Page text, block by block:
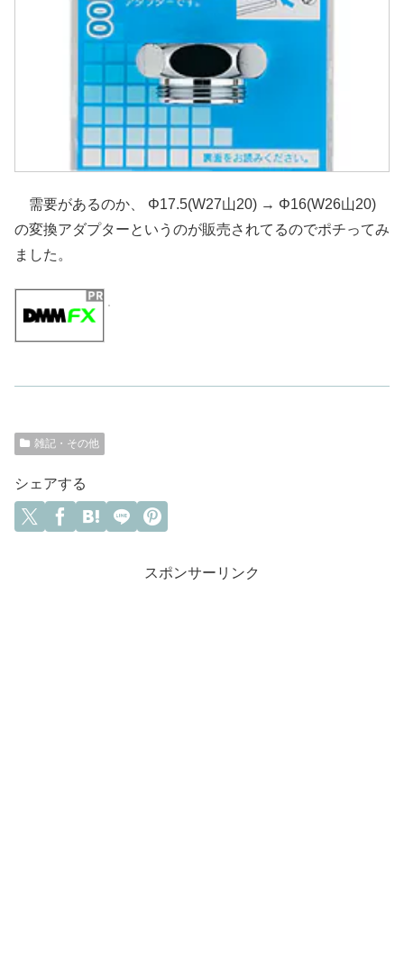
需要があるのか、 Φ17.5(W27山20) → Φ16(W26山20)
の変換アダプターというのが販売されてるのでポチってみ
ました。
雑記・その他
シェアする
スポンサーリンク